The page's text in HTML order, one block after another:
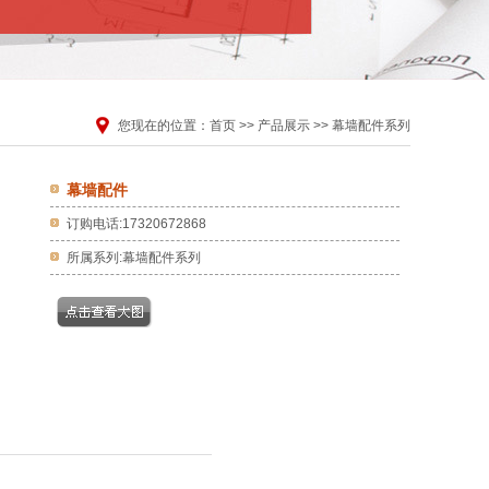
您现在的位置： 首页 >> 产品展示 >> 幕墙配件系列
幕墙配件
订购电话:17320672868
所属系列:幕墙配件系列